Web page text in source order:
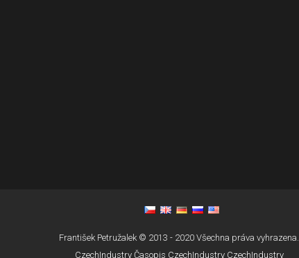
František Petružalek © 2013 - 2020 Všechna práva vyhrazena.
CzechIndustry Časopis CzechIndustry CzechIndustry